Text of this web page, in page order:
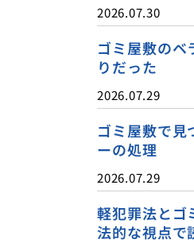
2026.07.30
ゴミ屋敷のベ
りだった
2026.07.29
ゴミ屋敷で見
ーの処理
2026.07.29
軽犯罪法とゴ
法的な視点で